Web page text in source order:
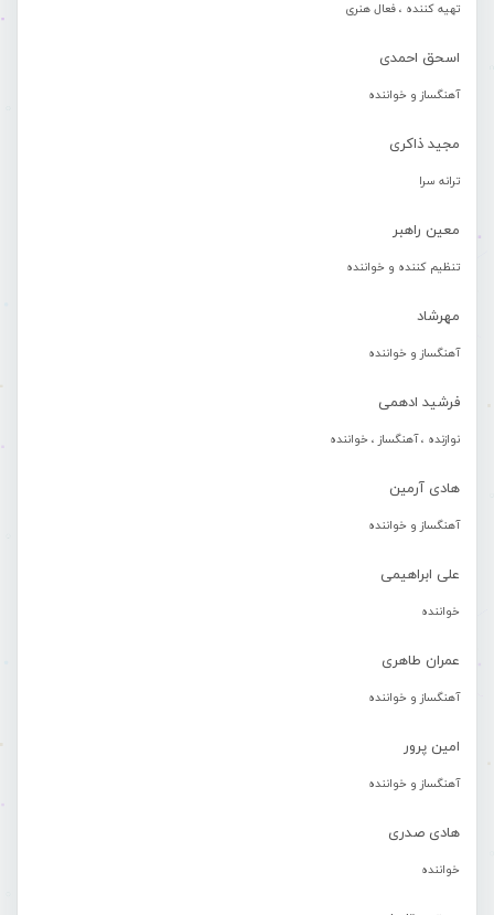
تهیه کننده ، فعال هنری
اسحق احمدی
آهنگساز و خواننده
مجید ذاکری
ترانه سرا
معین راهبر
تنظیم کننده و خواننده
مهرشاد
آهنگساز و خواننده
فرشید ادهمی
نوازنده ، آهنگساز ، خواننده
هادی آرمین
آهنگساز و خواننده
علی ابراهیمی
خواننده
عمران طاهری
آهنگساز و خواننده
امین پرور
آهنگساز و خواننده
هادی صدری
خواننده